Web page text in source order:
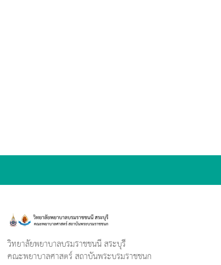
วิทยาลัยพยาบาลบรมราชชนนี สระบุรี
คณะพยาบาลศาสตร์ สถาบันพระบรมราชชนก